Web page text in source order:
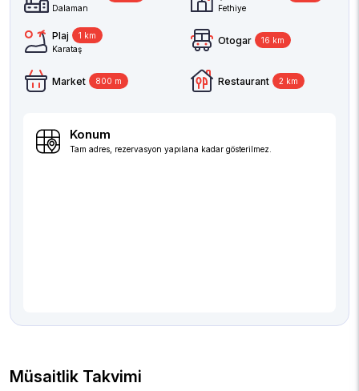
Dalaman Fethiye
Plaj
1 km
Karataş
Otogar 16 km
Market 800 m Restaurant 2 km
Konum
Tam adres, rezervasyon yapılana kadar gösterilmez.
Müsaitlik Takvimi